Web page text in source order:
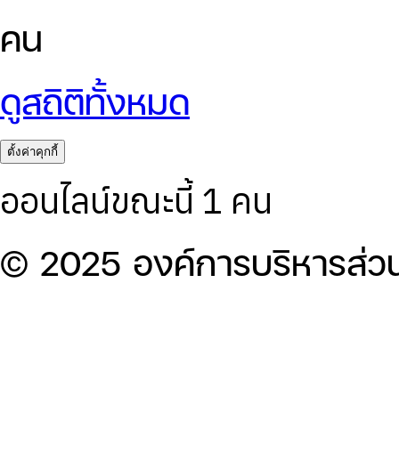
คน
ดูสถิติทั้งหมด
ตั้งค่าคุกกี้
ออนไลน์ขณะนี้ 1 คน
© 2025 องค์การบริหารส่ว